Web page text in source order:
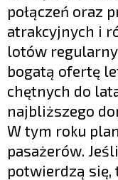
połączeń oraz
atrakcyjnych i
lotów
bogatą ofertę
chętnych do
najbliższego
W tym roku
pasażerów.
potwierdzą się,